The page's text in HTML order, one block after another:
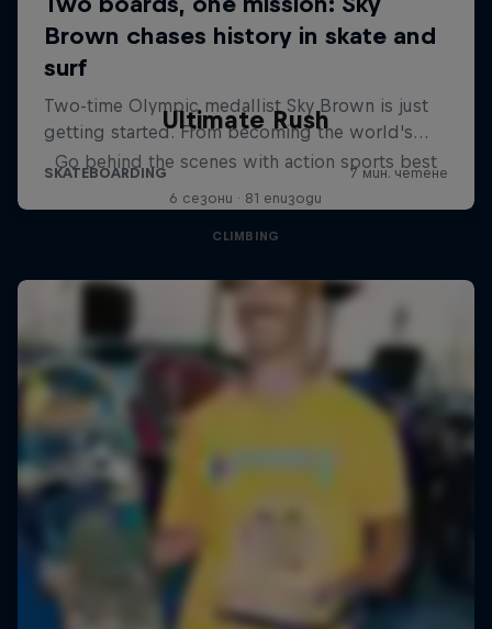
Ultimate Rush
Go behind the scenes with action sports best
6 сезони · 81 епизоди
CLIMBING